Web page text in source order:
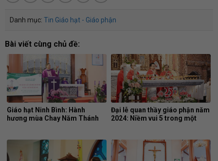
Danh mục: Tin Giáo hạt - Giáo phận
Bài viết cùng chủ đề:
Giáo hạt Ninh Bình: Hành
hương mùa Chay Năm Thánh
Đại lễ quan thầy giáo phận năm
2024: Niềm vui 5 trong một